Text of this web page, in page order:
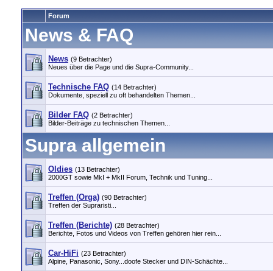
Forum
News & FAQ
News (9 Betrachter)
Neues über die Page und die Supra-Community...
Technische FAQ (14 Betrachter)
Dokumente, speziell zu oft behandelten Themen...
Bilder FAQ (2 Betrachter)
Bilder-Beiträge zu technischen Themen...
Supra allgemein
Oldies (13 Betrachter)
2000GT sowie MkI + MkII Forum, Technik und Tuning...
Treffen (Orga) (90 Betrachter)
Treffen der Supraristi...
Treffen (Berichte) (28 Betrachter)
Berichte, Fotos und Videos von Treffen gehören hier rein...
Car-HiFi (23 Betrachter)
Alpine, Panasonic, Sony...doofe Stecker und DIN-Schächte...